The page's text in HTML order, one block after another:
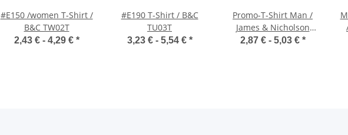
#E150 /women T-Shirt /
B&C TW02T
2,43 € - 4,29 € *
#E190 T-Shirt / B&C
TU03T
3,23 € - 5,54 € *
Promo-T-Shirt Man /
James & Nicholson
JN797
2,87 € - 5,03 € *